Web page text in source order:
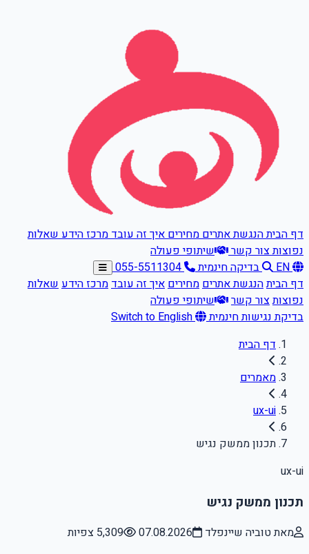
דף הביתהנגשת אתריםמחיריםאיך זה עובדמרכז הידעשאלות
נפוצותצור קשר
שיתופי פעולה
EN
בדיקה חינמית
055-5511304
דף הביתהנגשת אתריםמחיריםאיך זה עובדמרכז הידעשאלות
נפוצותצור קשר
שיתופי פעולה
בדיקת נגישות חינמית
Switch to English
דף הבית
מאמרים
ux-ui
תכנון ממשק נגיש
ux-ui
תכנון ממשק נגיש
מאת טוביה שיינפלד 07.08.2026 5,309 צפיות